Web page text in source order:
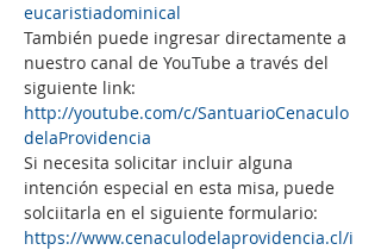
eucaristiadominical
También puede ingresar directamente a
nuestro canal de YouTube a través del
siguiente link:
http://youtube.com/c/SantuarioCenaculo
delaProvidencia
Si necesita solicitar incluir alguna
intención especial en esta misa, puede
solciitarla en el siguiente formulario:
https://www.cenaculodelaprovidencia.cl/i